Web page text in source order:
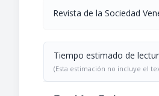
Revista de la Sociedad
Tiempo estimado de
(Esta estimación no incluye el